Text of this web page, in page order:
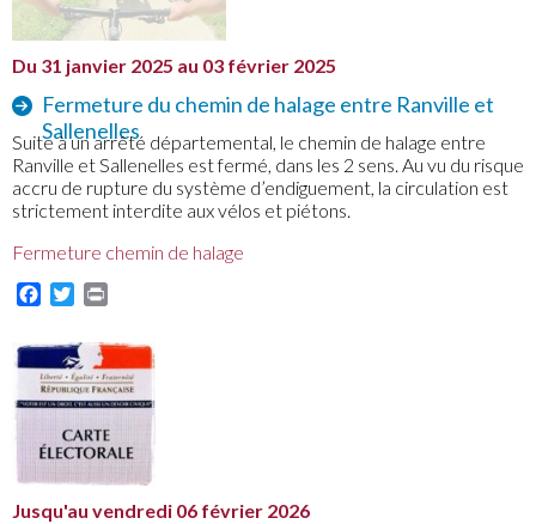
Du 31 janvier 2025 au 03 février 2025
Fermeture du chemin de halage entre Ranville et
Sallenelles
Suite à un arrêté départemental, le chemin de halage entre
Ranville et Sallenelles est fermé, dans les 2 sens. Au vu du risque
accru de rupture du système d’endiguement, la circulation est
strictement interdite aux vélos et piétons.
Fermeture chemin de halage
Facebook
Twitter
Jusqu'au vendredi 06 février 2026